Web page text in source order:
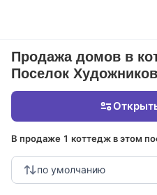
Продажа домов в
Поселок Художников
В продаже 1 коттедж в этом
по умолчанию